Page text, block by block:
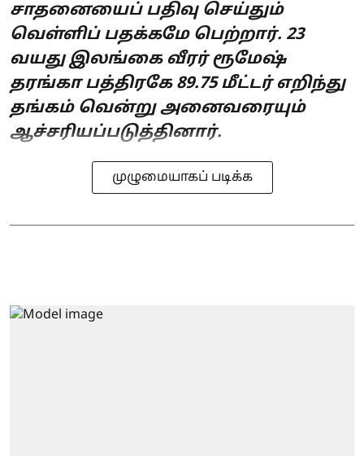
சாதனையைப் பதிவு செய்தும்
வெள்ளிப் பதக்கமே பெற்றார். 23
வயது இலங்கை வீரர் ரூமேஷ்
தரங்கா பத்திரகே 89.75 மீட்டர் எறிந்து
தங்கம் வென்று அனைவரையும்
ஆச்சரியப்படுத்தினார்.
முழுமையாகப் படிக்க